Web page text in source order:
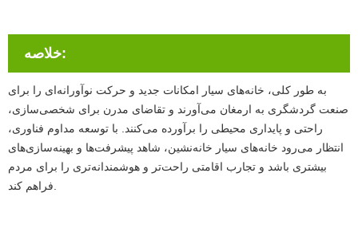
خلاصه:
به طور کلی، خانه‌های سیار امکانات جدید و حرکت نوآورانه‌ای را برای
صنعت گردشگری به ارمغان می‌آورند و تقاضای مدرن برای شخصی‌سازی،
راحتی و پایداری محیطی را برآورده می‌کنند. با توسعه مداوم فناوری،
انتظار می‌رود خانه‌های سیار خانه‌نشین، شاهد پیشرفت‌ها و بهینه‌سازی‌های
بیشتری باشد و تجارب اقامتی راحت‌تر و هوشمندانه‌تری را برای مردم